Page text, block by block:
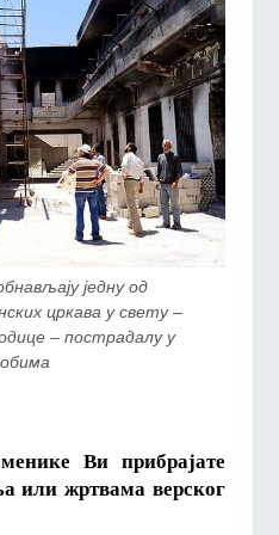
једну од
цркава у свету –
– пострадалу у
Ви прибрајате
или жртвама верског